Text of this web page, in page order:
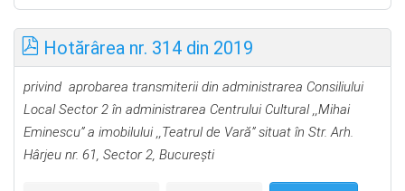
Hotărârea nr. 314 din 2019
privind aprobarea transmiterii din administrarea Consiliului
Local Sector 2 în administrarea Centrului Cultural ,,Mihai
Eminescu” a imobilului ,,Teatrul de Vară” situat în Str. Arh.
Hârjeu nr. 61, Sector 2, Bucureşti